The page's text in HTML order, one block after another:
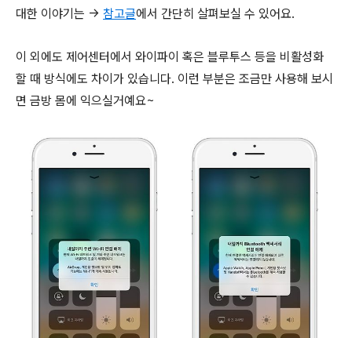
대한 이야기는 → 참고글에서 간단히 살펴보실 수 있어요.
이 외에도 제어센터에서 와이파이 혹은 블루투스 등을 비활성화
할 때 방식에도 차이가 있습니다. 이런 부분은 조금만 사용해 보시
면 금방 몸에 익으실거예요~